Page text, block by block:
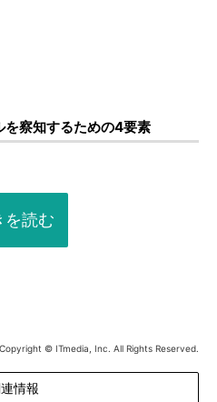
を察知するための4要素
を読む
Copyright © ITmedia, Inc. All Rights Reserved.
情報